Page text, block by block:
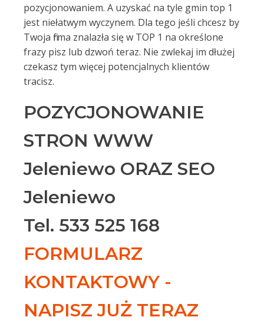
pozycjonowaniem. A uzyskać na tyle gmin top 1
jest niełatwym wyczynem. Dla tego jeśli chcesz by
Twoja firma znalazła się w TOP 1 na określone
frazy pisz lub dzwoń teraz. Nie zwlekaj im dłużej
czekasz tym więcej potencjalnych klientów
tracisz.
POZYCJONOWANIE
STRON WWW
Jeleniewo ORAZ SEO
Jeleniewo
Tel. 533 525 168
FORMULARZ
KONTAKTOWY -
NAPISZ JUŻ TERAZ